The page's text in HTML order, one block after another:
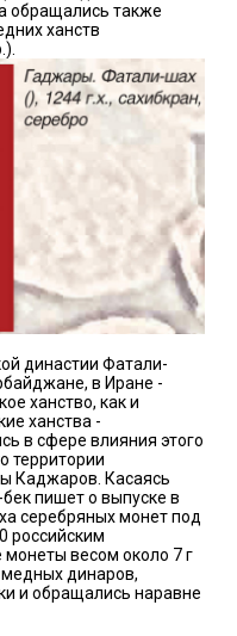
обращались также
ханств
династии Фатали-
в Иране -
ханство, как и
ханства -
в сфере влияния этого
территории
Каджаров. Касаясь
пишет о выпуске в
серебряных монет под
российским
весом около 7 г
динаров,
и обращались наравне